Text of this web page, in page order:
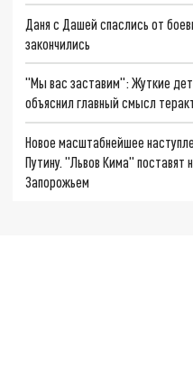
Даня с Дашей спаслись от
закончились
"Мы вас заставим": Жуткие
объяснил главный смысл
Новое масштабнейшее
Путину. "Львов Кима" поставят
Запорожьем